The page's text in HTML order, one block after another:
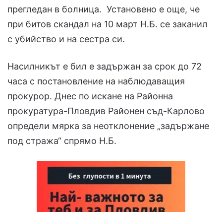
прегледан в болница. Установено е още, че
при битов скандал на 10 март Н.Б. се заканил
с убийство и на сестра си.
Насилникът е бил е задържан за срок до 72
часа с постановление на наблюдаващия
прокурор. Днес по искане на Районна
прокуратура-Пловдив Районен съд-Карлово
определи мярка за неотклонение „задържане
под стража“ спрямо Н.Б.